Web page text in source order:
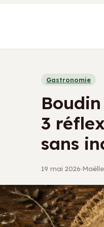
Gastronomie
3
sans
19 mai 2026·